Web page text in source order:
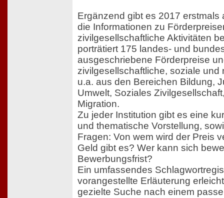
Ergänzend gibt es 2017 erstmals
die Informationen zu
zivilgesellschaftliche Aktivitäten
porträtiert 175 landes- und
ausgeschriebene Förderpreise
zivilgesellschaftliche, soziale und
u.a. aus den Bereichen Bildung,
Umwelt, Soziales
Migration.
Zu jeder Institution gibt es eine
und thematische Vorstellung,
Fragen: Von wem wird der Preis
Geld gibt es? Wer kann sich
Bewerbungsfrist?
Ein umfassendes
vorangestellte Erläuterung
gezielte Suche nach einem